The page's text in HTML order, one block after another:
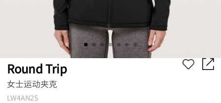
Round Trip
女士运动夹克
LW4AN2S